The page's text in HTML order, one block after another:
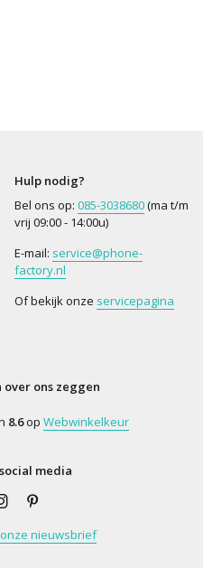
Hulp nodig?
Bel ons op: 085-3038680(ma t/m
vrij 09:00 - 14:00u)
E-mail: service@phone-
factory.nl
Of bekijk onze servicepagina
over ons zeggen
8.6op Webwinkelkeur
media
nieuwsbrief